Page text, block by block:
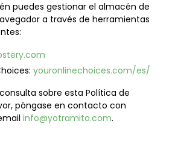
puedes gestionar el almacén de
a través de herramientas
youronlinechoices.com/es/
sobre esta Política de
póngase en contacto con
info@yotramito.com.